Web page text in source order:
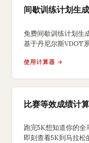
间歇训练计划生
免费间歇训练计划生
基于丹尼尔斯VDOT
含精确配速、距离和
使用计算器 →
比赛等效成绩计
跑完5K想知道你的全
即刻查看5K到马拉松